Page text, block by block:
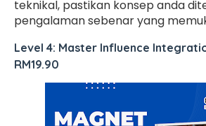
teknikal, pastikan konsep anda
pengalaman sebenar yang
Level 4: Master Influence
RM19.90